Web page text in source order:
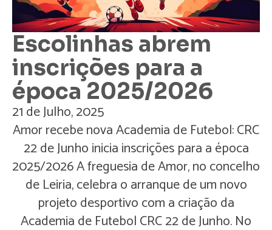
Escolinhas abrem
inscrições para a
época 2025/2026
21 de Julho, 2025
Amor recebe nova Academia de Futebol: CRC
22 de Junho inicia inscrições para a época
2025/2026 A freguesia de Amor, no concelho
de Leiria, celebra o arranque de um novo
projeto desportivo com a criação da
Academia de Futebol CRC 22 de Junho. No